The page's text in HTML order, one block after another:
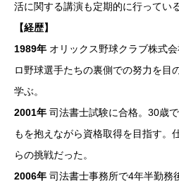
活に関する講演も定期的に行っている
【経歴】
1989年 オリックス野球クラブ株式
ロ野球選手たちの裏側での努力を目
学ぶ。
2001年 司法書士試験に合格。30歳
もを抱えながら資格取得を目指す。
らの挑戦だった。
2006年 司法書士事務所で4年半勤務